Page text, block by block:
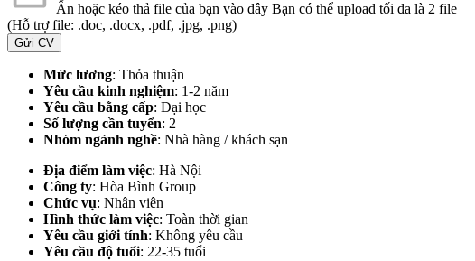
Ấn hoặc kéo thả file của bạn vào đây Bạn có thể upload tối đa là 2 file
(Hỗ trợ file: .doc, .docx, .pdf, .jpg, .png)
Gửi CV
Mức lương: Thỏa thuận
Yêu cầu kinh nghiệm: 1-2 năm
Yêu cầu bằng cấp: Đại học
Số lượng cần tuyển: 2
Nhóm ngành nghề: Nhà hàng / khách sạn
Địa điểm làm việc: Hà Nội
Công ty: Hòa Bình Group
Chức vụ: Nhân viên
Hình thức làm việc: Toàn thời gian
Yêu cầu giới tính: Không yêu cầu
Yêu cầu độ tuổi: 22-35 tuổi